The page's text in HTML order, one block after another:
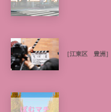
［江東区 豊洲